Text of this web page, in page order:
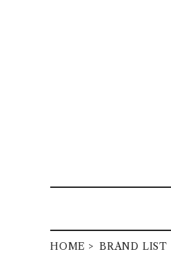
HOME